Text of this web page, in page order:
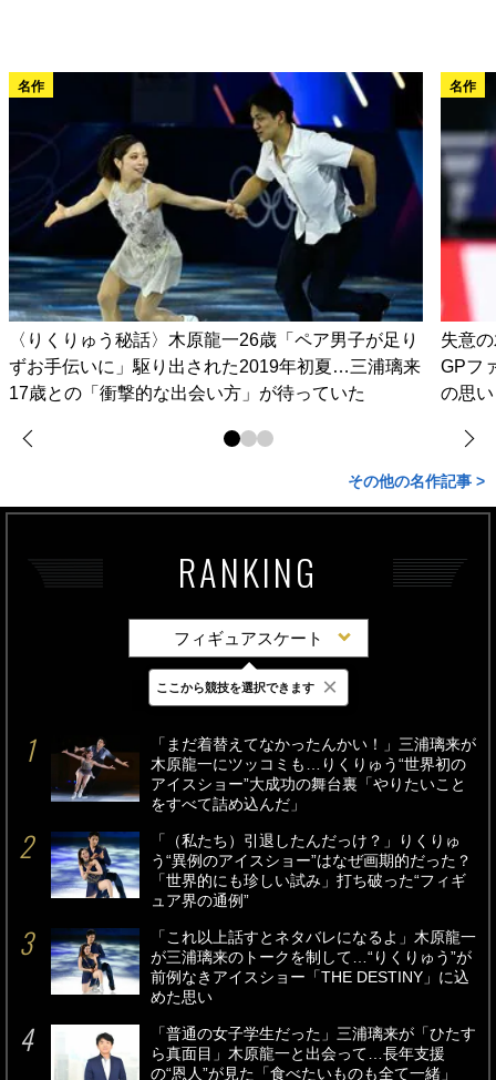
名作
〈りくりゅう秘話〉木原龍一26歳「ペア男子が足り
ずお手伝いに」駆り出された2019年初夏…三浦璃来
17歳との「衝撃的な出会い方」が待っていた
名作
失意
GPフ
の思
その他の名作記事 >
RANKING
フィギュアスケート
最新 24時間 週間
「まだ着替えてなかったんかい！」三浦璃来が
木原龍一にツッコミも…りくりゅう“世界初の
アイスショー”大成功の舞台裏「やりたいこと
をすべて詰め込んだ」
「（私たち）引退したんだっけ？」りくりゅ
う“異例のアイスショー”はなぜ画期的だった？
「世界的にも珍しい試み」打ち破った“フィギ
ュア界の通例”
「これ以上話すとネタバレになるよ」木原龍一
が三浦璃来のトークを制して…“りくりゅう”が
前例なきアイスショー「THE DESTINY」に込
めた思い
「普通の女子学生だった」三浦璃来が「ひたす
ら真面目」木原龍一と出会って…長年支援
の“恩人”が見た「食べたいものも全て一緒」
ここから競技を選択できます ×